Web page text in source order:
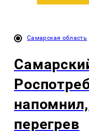
Самарская область
перегрев